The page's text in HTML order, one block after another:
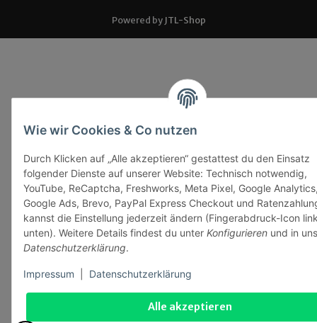
Alle akzeptieren
Wie wir Cookies & Co nutzen
Durch Klicken auf „Alle akzeptieren“ gestattest du den Einsatz
folgender Dienste auf unserer Website: Technisch notwendig,
YouTube, ReCaptcha, Freshworks, Meta Pixel, Google
Google Ads, Brevo, PayPal Express Checkout und
kannst die Einstellung jederzeit ändern (Fingerabdruck-Icon
unten). Weitere Details findest du unter Konfigurieren und in
Datenschutzerklärung.
Impressum Datenschutzerklärung
Powered by JTL-Shop